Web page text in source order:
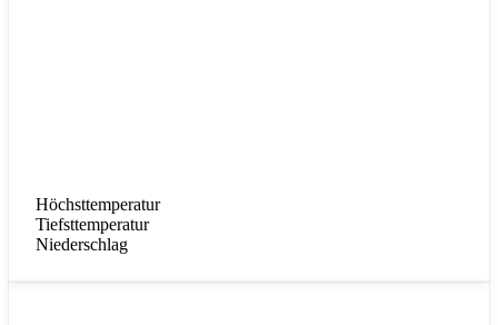
Höchsttemperatur
Tiefsttemperatur
Niederschlag